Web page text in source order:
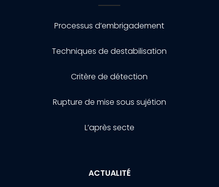
Processus d’embrigadement
Techniques de destabilisation
Critère de détection
Rupture de mise sous sujétion
L’après secte
ACTUALITÉ